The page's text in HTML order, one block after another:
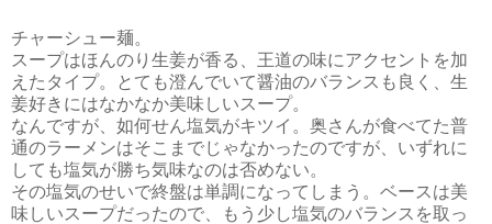
チャーシュー麺。
スープはほんのり生姜が香る、王道の味にアクセントを加
えたタイプ。とても澄んでいて醤油のバランスも良く、生
姜好きにはなかなか美味しいスープ。
なんですが、如何せん塩気がキツイ。奥さんが食べてた普
通のラーメンはそこまでじゃなかったのですが、いずれに
しても塩気が勝ち気味なのは否めない。
その塩気のせいで終盤は単調になってしまう。ベースは美
味しいスープだったので、もう少し塩気のバランスを取っ